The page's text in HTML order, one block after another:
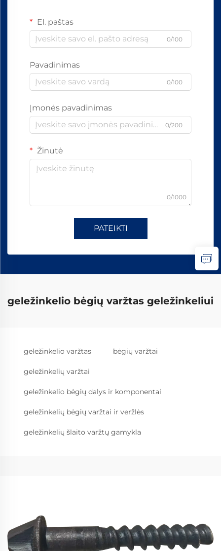
El. paštas
0/100
Pavadinimas
0/100
Įmonės pavadinimas
0/200
Žinutė
0/1000
PATEIKTI
geležinkelio bėgių varžtas geležinkeliui
geležinkelio varžtas bėgių varžtai
geležinkelių varžtai
geležinkelio bėgių dalys ir komponentai
geležinkelių bėgių varžtai ir veržlės
geležinkelių šlaito varžtų gamykla